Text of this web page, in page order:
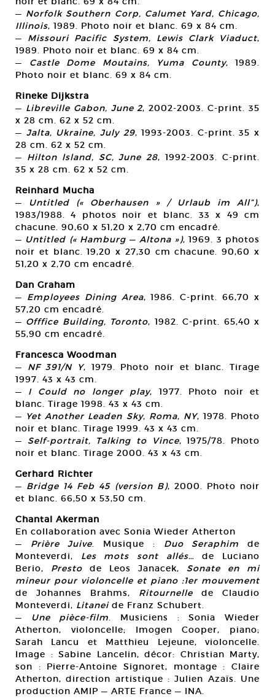
— Norfolk Southern Corp, Calumet Yard, Chicago,
Illinois, 1989. Photo noir et blanc. 69 x 84 cm.
— Missouri Pacific System, Lewis Clark Viaduct,
1989. Photo noir et blanc. 69 x 84 cm.
— Castle Dome Moutains, Yuma County, 1989.
Photo noir et blanc. 69 x 84 cm.
Rineke Dijkstra
— Libreville Gabon, June 2, 2002-2003. C-print. 35
x 28 cm. 62 x 52 cm.
— Jalta, Ukraine, July 29, 1993-2003. C-print. 35 x
28 cm. 62 x 52 cm.
— Hilton lsland, SC, June 28, 1992-2003. C-print.
35 x 28 cm. 62 x 52 cm.
Reinhard Mucha
—
Untitled (« Oberhausen » / Urlaub im All”),
1983/1988. 4 photos noir et blanc. 33 x 49 cm
chacune. 90,60 x 51,20 x 2,70 cm encadré.
— Untitled (« Hamburg — Altona »), 1969. 3 photos
noir et blanc. 19,20 x 27,30 cm chacune. 90,60 x
51,20 x 2,70 cm encadré.
Dan Graham
— Employees Dining Area, 1986. C-print. 66,70 x
57,20 cm encadré.
— Offfice Building, Toronto, 1982. C-print. 65,40 x
55,90 cm encadré.
Francesca Woodman
— NF 391/N Y, 1979. Photo noir et blanc. Tirage
1997. 43 x 43 cm.
— I Could no longer play, 1977. Photo noir et
blanc. Tirage 1998. 43 x 43 cm.
— Yet Another Leaden Sky, Roma, NY, 1978. Photo
noir et blanc. Tirage 1999. 43 x 43 cm.
— Self-portrait, Talking to Vince, 1975/78. Photo
noir et blanc. Tirage 2000. 43 x 43 cm.
Gerhard Richter
— Bridge 14 Feb 45 (version B), 2000. Photo noir
et blanc. 66,50 x 53,50 cm.
Chantal Akerman
En collaboration avec Sonia Wieder Atherton
— Prière Juive. Musique : Duo Seraphim de
Monteverdi, Les mots sont allés… de Luciano
Berio, Presto de Leos Janacek, Sonate en mi
mineur pour violoncelle et piano :1er mouvement
de Johannes Brahms, Ritournelle de Claudio
Monteverdi, Litaneide Franz Schubert.
—
Une pièce-film. Musiciens : Sonia Wieder
Atherton, violoncelle; Imogen Cooper, piano;
Sarah Lancu et Matthieu Lejeune, violoncelle.
Image : Sabine Lancelin, décor: Christian Marty,
son : Pierre-Antoine Signoret, montage : Claire
Atherton, direction artistique : Julien Azaïs. Une
production AMIP — ARTE France — INA.